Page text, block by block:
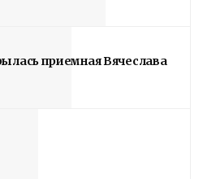
приемная Вячеслава